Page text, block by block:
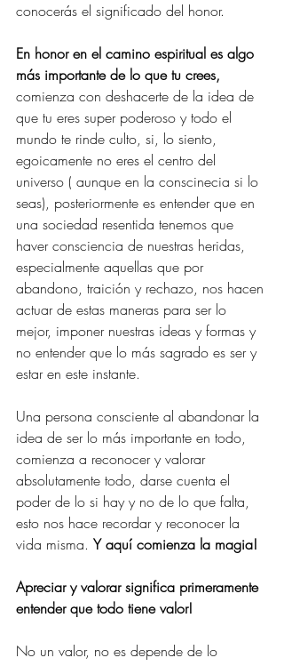
conocerás el significado del honor.
En honor en el camino espiritual es algo
más importante de lo que tu crees,
comienza con deshacerte de la idea de
que tu eres super poderoso y todo el
mundo te rinde culto, si, lo siento,
egoicamente no eres el centro del
universo ( aunque en la conscinecia si lo
seas), posteriormente es entender que en
una sociedad resentida tenemos que
haver consciencia de nuestras heridas,
especialmente aquellas que por
abandono, traición y rechazo, nos hacen
actuar de estas maneras para ser lo
mejor, imponer nuestras ideas y formas y
no entender que lo más sagrado es ser y
estar en este instante.
Una persona consciente al abandonar la
idea de ser lo más importante en todo,
comienza a reconocer y valorar
absolutamente todo, darse cuenta el
poder de lo si hay y no de lo que falta,
esto nos hace recordar y reconocer la
vida misma. Y aquí comienza la magia!
Apreciar y valorar significa primeramente
entender que todo tiene valor!
No un valor, no es depende de lo